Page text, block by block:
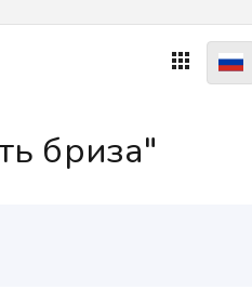

бриза"